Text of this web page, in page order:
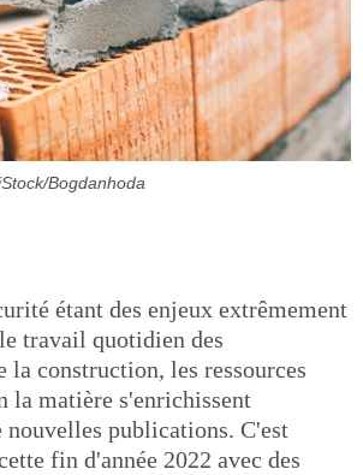
Bogdanhoda
étant des enjeux extrêmement
travail quotidien des
la construction, les ressources
la matière s'enrichissent
nouvelles publications. C'est
fin d'année 2022 avec des